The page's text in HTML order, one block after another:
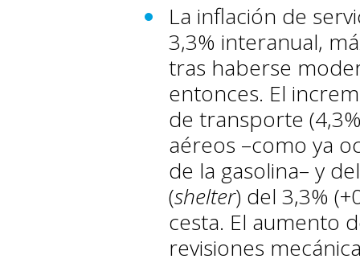
La inflación de
3,3% interanual,
tras haberse
entonces. El
de transporte
aéreos –como ya
de la gasolina– y
(shelter) del 3,3%
cesta. El aumento
revisiones